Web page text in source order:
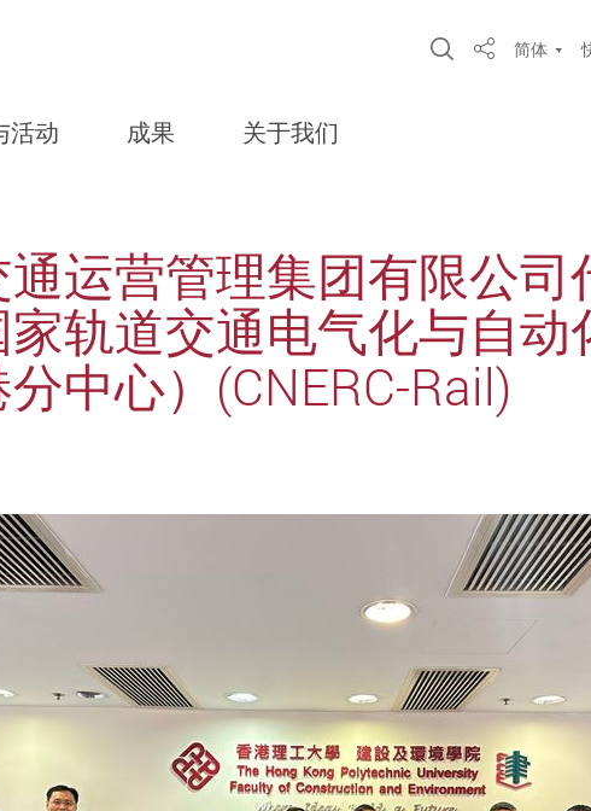
Open Site
Share简体
活动 成果 关于我们
运营管理集团有限公司
轨道交通电气化与自动
中心）(CNERC-Rail)